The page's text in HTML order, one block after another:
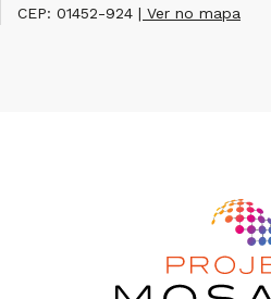
CEP: 01452-924 | Ver no mapa